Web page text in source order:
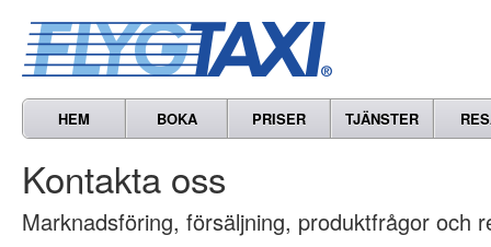
HEM BOKA PRISER TJÄNSTER
Kontakta oss
Marknads­föring, försäljning, produkt­frågor och